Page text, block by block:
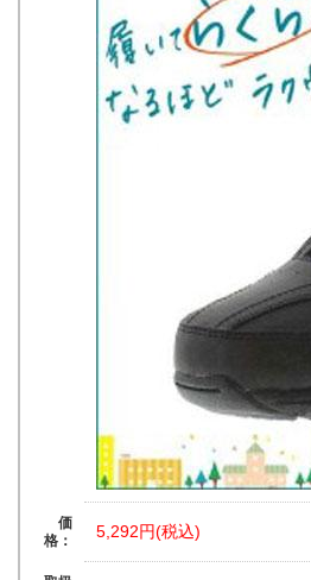
価
格：
5,292円(税込)